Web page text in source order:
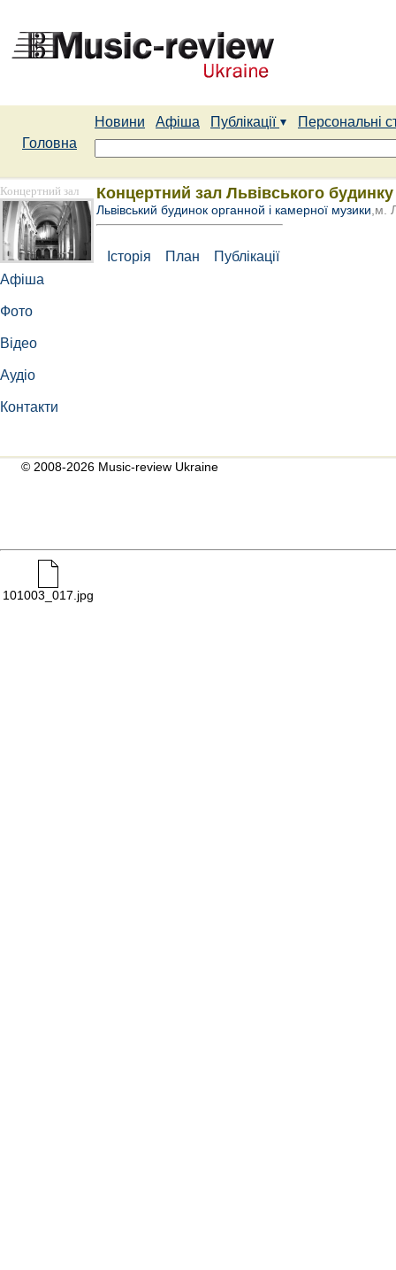
Новини Афіша Публікації
Персональні
Головна
Концертний зал
Афіша
Фото
Відео
Аудіо
Контакти
Концертний зал Львівського будинку
Львівський будинок органной і камерної музики ,м.
Історія План Публікації
© 2008-2026 Music-review Ukraine
101003_017.jpg